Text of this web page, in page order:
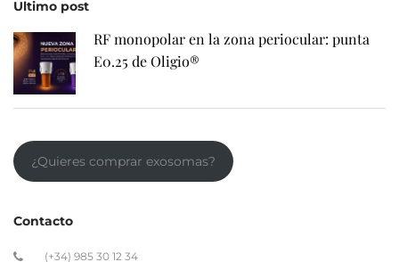
¿Quieres comprar exosomas?
(+34) 985 30 12 34